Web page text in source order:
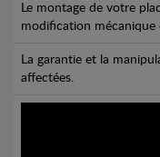
Le montage de votre
modification mécanique
La garantie et la
affectées.